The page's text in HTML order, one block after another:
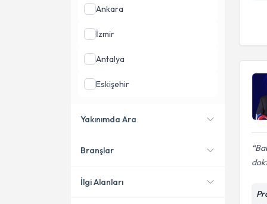
Ankara
İzmir
Antalya
Eskişehir
Yakınımda Ara
Konumuma yakın uzmanları
Branşlar
İlgi Alanları